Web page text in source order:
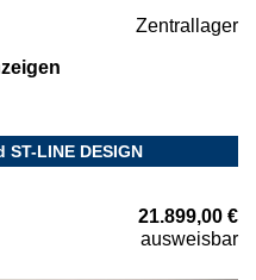
Zentrallager
LINE DESIGN
21.899,00 €
ausweisbar